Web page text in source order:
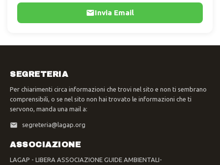
Invia Email
SEGRETERIA
Per chiarimenti circa informazioni che trovi nel sito e non ti sembrano
comprensibili, o se nel sito non hai trovato le informazioni che ti
servono, manda una mail a:
segreteria@lagap.org
ASSOCIAZIONE
LAGAP - LIBERA ASSOCIAZIONE GUIDE AMBIENTALI-